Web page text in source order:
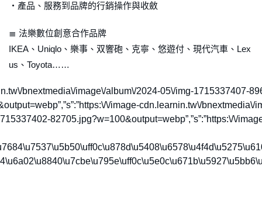
・產品、服務到品牌的行銷操作與收斂
≣ 法樂數位創意合作品牌
IKEA、Uniqlo、樂事、双響砲、克寧、悠遊付、現代汽車、Lex
us、Toyota……
bnextmedia\/image\/album\/2024-05\/img-
\/image-cdn.learnin.tw\/